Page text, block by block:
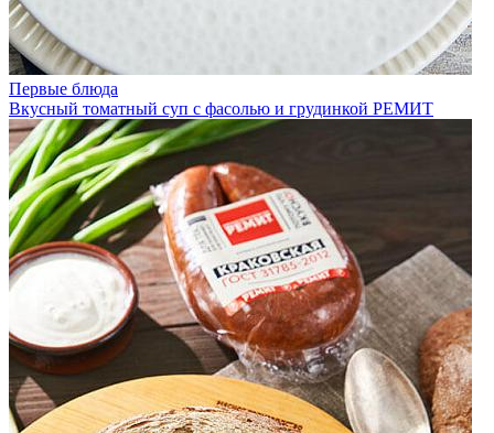
Первые блюда
Вкусный томатный суп с фасолью и грудинкой РЕМИТ